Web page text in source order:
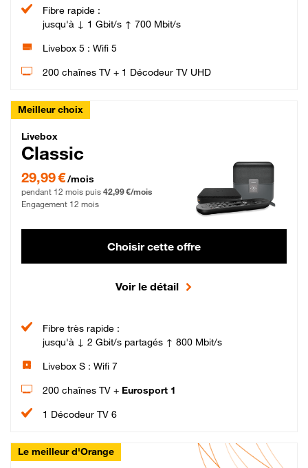
Fibre rapide :
jusqu'à ↓ 1 Gbit/s ↑ 700 Mbit/s
Livebox 5 : Wifi 5
200 chaînes TV + 1 Décodeur TV UHD
Meilleur choix
Livebox Classic Fibre
Livebox
Classic
29,99 € par mois pendant 12 mois puis 42,99 € par mois, Engagement 12 mois
29,99 €/mois
pendant 12 mois puis 42,99 €/mois
Engagement 12 mois
Choisir cette offre
Voir le détail
Fibre très rapide :
jusqu'à ↓ 2 Gbit/s partagés ↑ 800 Mbit/s
Livebox S : Wifi 7
200 chaînes TV + Eurosport 1
1 Décodeur TV 6
Le meilleur d'Orange